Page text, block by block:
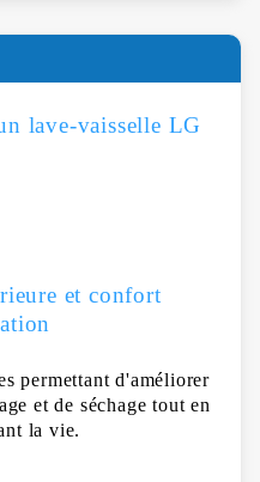
lave-vaisselle LG
et confort
permettant d'améliorer
et de séchage tout en
la vie.